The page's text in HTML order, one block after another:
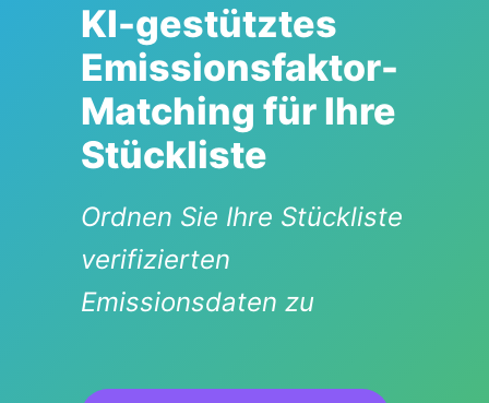
KI-gestütztes
Emissionsfaktor-
Matching für Ihre
Stückliste
Ordnen Sie Ihre Stückliste
verifizierten
Emissionsdaten zu